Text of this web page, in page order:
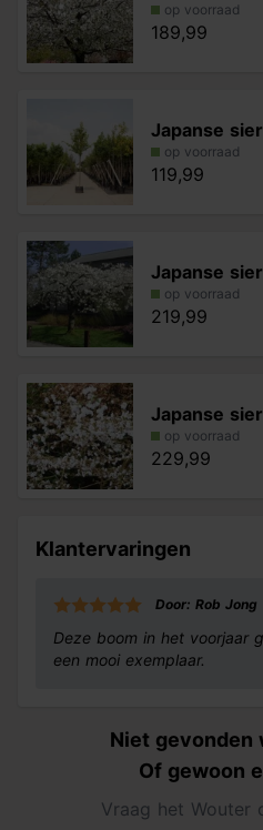
op voorraad
189,99
Japanse
op voorraad
119,99
Japanse
op voorraad
219,99
Japanse
op voorraad
229,99
Klantervaringen
Door: Rob Jong
Deze boom in het voorjaar
een mooi exemplaar.
Niet gevonden
Of gewoon
Vraag het Wouter